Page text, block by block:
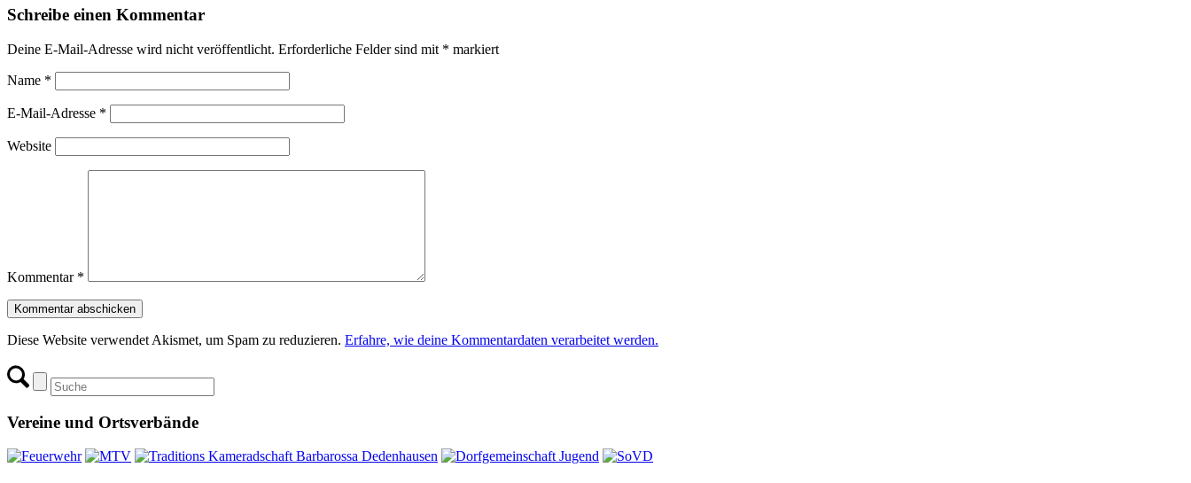
Schreibe einen Kommentar
Deine E-Mail-Adresse wird nicht veröffentlicht. Erforderliche Felder sind mit * markiert
Name *
E-Mail-Adresse *
Website
Kommentar *
Diese Website verwendet Akismet, um Spam zu reduzieren. Erfahre, wie deine Kommentardaten verarbeitet werden.
Vereine und Ortsverbände